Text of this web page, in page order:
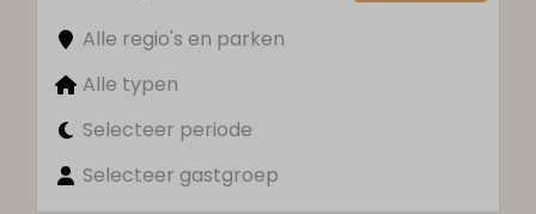
Alle regio's en parken
Alle typen
Selecteer periode
Selecteer gastgroep